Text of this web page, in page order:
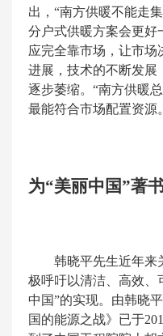
出，“南方供暖不能走
分户式供暖方案会更好
应完全靠市场，让市场
进展，技术的不断发展
逐步萎缩。“南方供暖
最能符合市场配置资源
为“美丽中国”著
韩晓平先生近年来
极呼吁以清洁、高效、
中国”的实现。由韩晓
国的能源之战》已于